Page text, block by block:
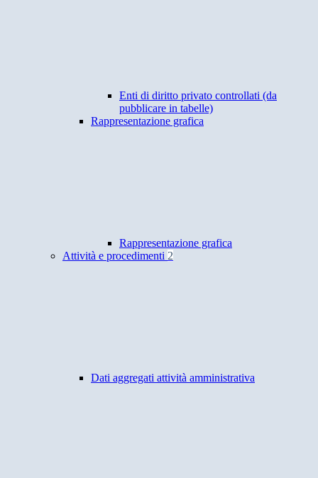
Enti di diritto privato controllati (da
pubblicare in tabelle)
Rappresentazione grafica
Rappresentazione grafica
Attività e procedimenti 2
Dati aggregati attività amministrativa